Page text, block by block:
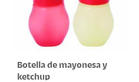
Botella de mayonesa y
ketchup